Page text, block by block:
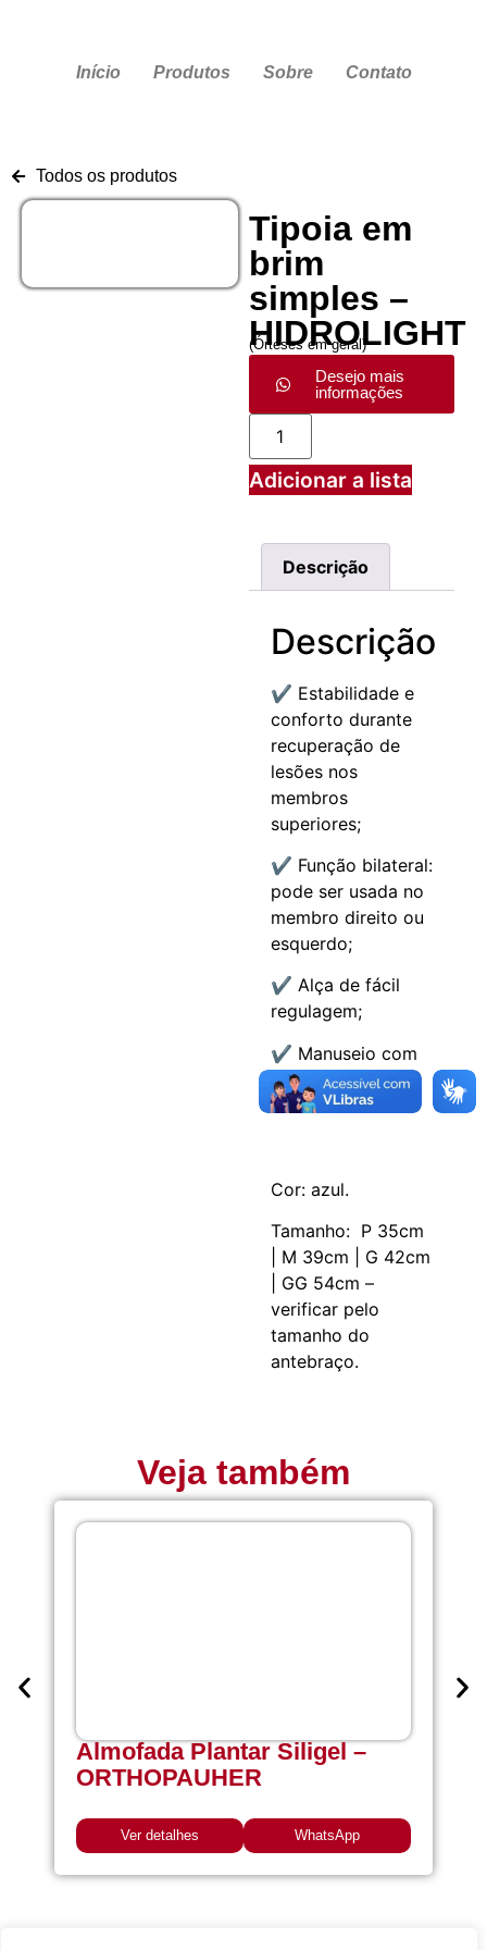
Início Produtos Sobre Contato
Todos os produtos
Tipoia em
brim
simples –
HIDROLIGHT
(Órteses em geral)
Desejo mais
informações
Adicionar a lista
Descrição
Descrição
✔ Estabilidade e
conforto durante
recuperação de
lesões nos
membros
superiores;
✔ Função bilateral:
pode ser usada no
membro direito ou
esquerdo;
✔ Alça de fácil
regulagem;
✔ Manuseio com
apenas uma das
mãos.
Cor: azul.
Tamanho: P 35cm
| M 39cm | G 42cm
| GG 54cm –
verificar pelo
tamanho do
antebraço.
Veja também
Almofada Plantar Siligel –
ORTHOPAUHER
Ver detalhes WhatsApp